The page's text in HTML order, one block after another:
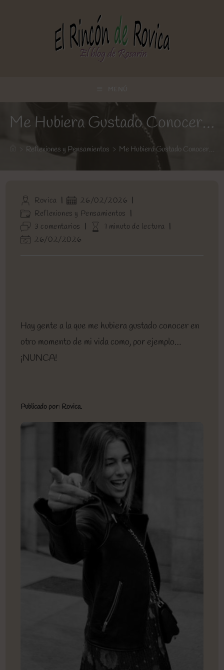
Me Hubiera Gustado Conocer…
Reflexiones y Pensamientos > Me Hubiera Gustado Conocer…
Autor
de
la
entrada:
Rovica
Publicación
la
entrada:
26/02/2026
Categoría
de
la
entrada:
Reflexiones y Pensamientos
Comentarios
de
la
3 comentarios
Tiempo1 minuto de lectura
Última26/02/2026
Hay gente a la que me hubiera gustado conocer en
otro momento de mi vida como, por ejemplo…
¡NUNCA!
Publicado por: Rovica.